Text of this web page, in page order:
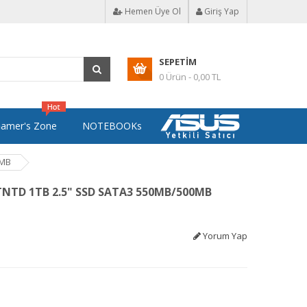
Hemen Üye Ol Giriş Yap
SEPETIM
0 Ürün - 0,00 TL
Zone NOTEBOOKs
1TB 2.5" SSD SATA3 550MB/500MB
Yorum Yap